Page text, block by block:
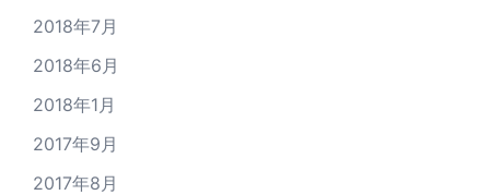
2018年7月
2018年6月
2018年1月
2017年9月
2017年8月